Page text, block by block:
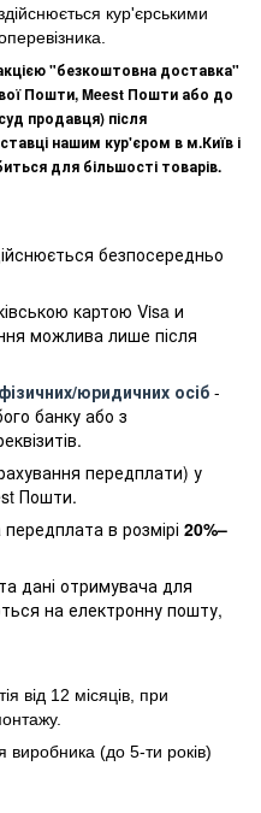
кур'єрськими
"безкоштовна доставка"
Пошти, Meest Пошти або до
продавця) після
нашим кур'єром в м.Київ і
для більшості товарів.
безпосередньо
картою Visa и
можлива лише після
юридичних осіб -
банку або з
передплати) у
Пошти.
в розмірі 20%–
дані отримувача для
на електронну пошту,
від 12 місяців, при
виробника (до 5-ти років)